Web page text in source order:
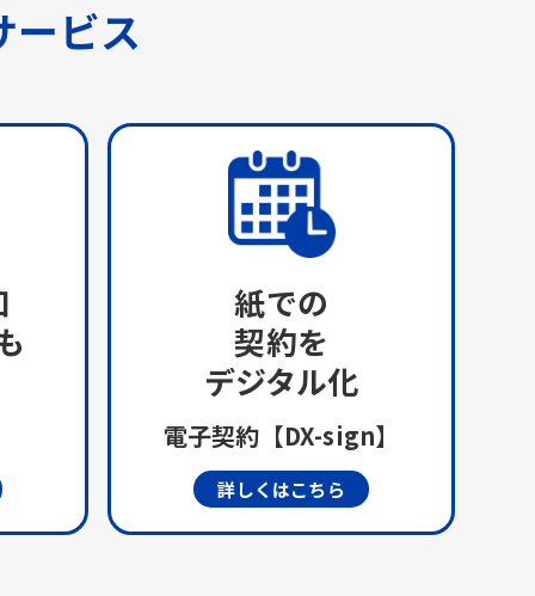
ービス
紙での
契約を
デジタル化
電子契約【DX-sign】
詳しくはこちら